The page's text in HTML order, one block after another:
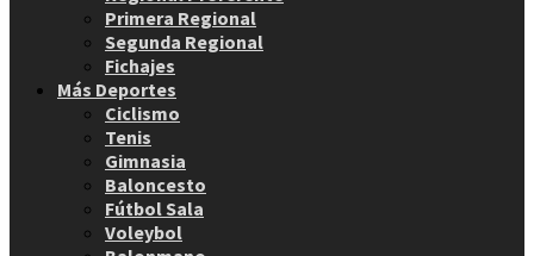
Primera Regional
Segunda Regional
Fichajes
Más Deportes
Ciclismo
Tenis
Gimnasia
Baloncesto
Fútbol Sala
Voleybol